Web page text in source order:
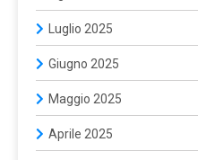
Luglio 2025
Giugno 2025
Maggio 2025
Aprile 2025